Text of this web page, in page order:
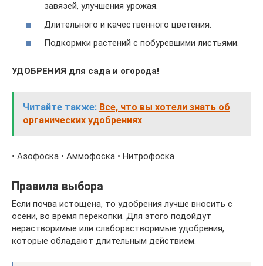
завязей, улучшения урожая.
Длительного и качественного цветения.
Подкормки растений с побуревшими листьями.
УДОБРЕНИЯ для сада и огорода!
Читайте также: Все, что вы хотели знать об
органических удобрениях
• Азофоска • Аммофоска • Нитрофоска
Правила выбора
Если почва истощена, то удобрения лучше вносить с
осени, во время перекопки. Для этого подойдут
нерастворимые или слаборастворимые удобрения,
которые обладают длительным действием.